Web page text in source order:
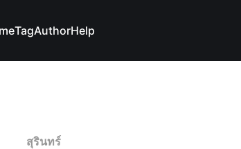
TagAuthorHelp
สุรินทร์